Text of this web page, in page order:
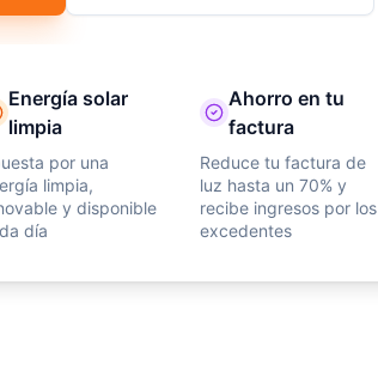
Energía solar
limpia
por una
limpia,
y disponible
día
Ahorro en tu
factura
Reduce tu factura de
luz hasta un 70% y
recibe ingresos por los
excedentes